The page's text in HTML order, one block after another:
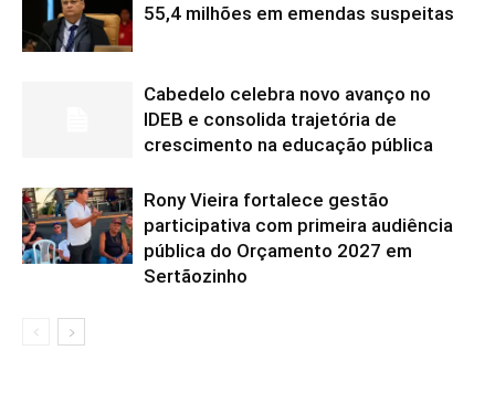
55,4 milhões em emendas suspeitas
Cabedelo celebra novo avanço no
IDEB e consolida trajetória de
crescimento na educação pública
Rony Vieira fortalece gestão
participativa com primeira audiência
pública do Orçamento 2027 em
Sertãozinho